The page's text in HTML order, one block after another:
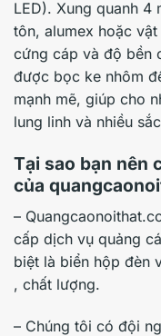
LED). Xung quanh
tôn, alumex hoặc
cứng cáp và độ bền
được bọc ke nhôm
mạnh mẽ, giúp cho
lung linh và nhiều
Tại sao bạn nên
của
–
cấp dịch vụ quảng
biệt là biển hộp đèn
, chất lượng.
– Chúng tôi có đội